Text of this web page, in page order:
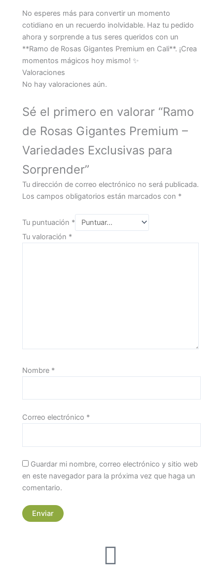
No esperes más para convertir un momento
cotidiano en un recuerdo inolvidable. Haz tu pedido
ahora y sorprende a tus seres queridos con un
**Ramo de Rosas Gigantes Premium en Cali**. ¡Crea
momentos mágicos hoy mismo! ✨
Valoraciones
No hay valoraciones aún.
Sé el primero en valorar “Ramo
de Rosas Gigantes Premium –
Variedades Exclusivas para
Sorprender”
Tu dirección de correo electrónico no será publicada.
Los campos obligatorios están marcados con *
Tu puntuación *
Tu valoración *
Nombre *
Correo electrónico *
Guardar mi nombre, correo electrónico y sitio web
en este navegador para la próxima vez que haga un
comentario.